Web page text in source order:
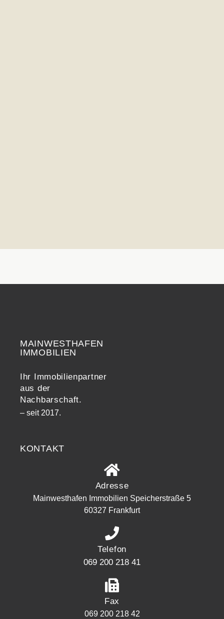
MAINWESTHAFEN
IMMOBILIEN
Ihr Immobilienpartner
aus der
Nachbarschaft.
– seit 2017.
KONTAKT
Adresse
Mainwesthafen Immobilien Speicherstraße 5
60327 Frankfurt
Telefon
069 200 218 41
Fax
069 200 218 42